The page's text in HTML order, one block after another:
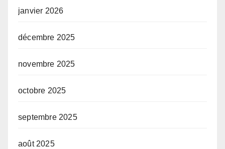
janvier 2026
décembre 2025
novembre 2025
octobre 2025
septembre 2025
août 2025